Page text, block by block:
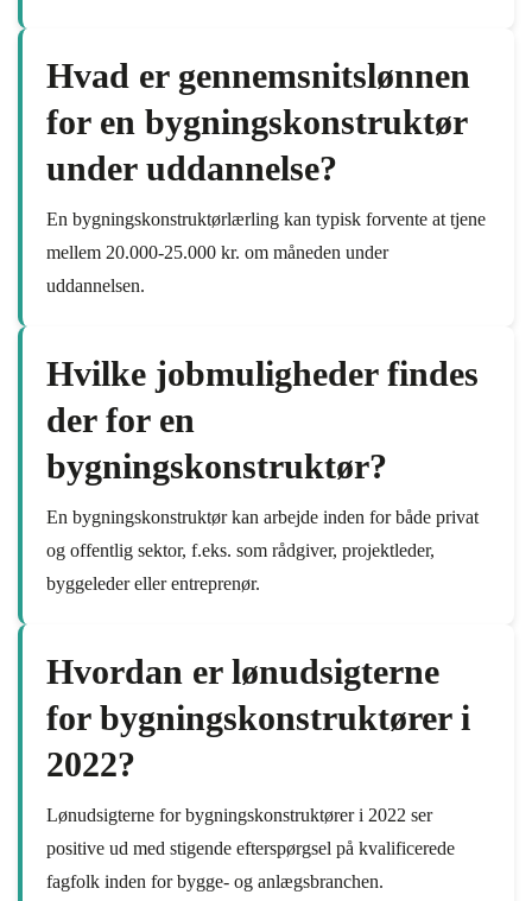
Hvad er gennemsnitslønnen
for en bygningskonstruktør
under uddannelse?
En bygningskonstruktørlærling kan typisk forvente at tjene
mellem 20.000-25.000 kr. om måneden under
uddannelsen.
Hvilke jobmuligheder findes
der for en
bygningskonstruktør?
En bygningskonstruktør kan arbejde inden for både privat
og offentlig sektor, f.eks. som rådgiver, projektleder,
byggeleder eller entreprenør.
Hvordan er lønudsigterne
for bygningskonstruktører i
2022?
Lønudsigterne for bygningskonstruktører i 2022 ser
positive ud med stigende efterspørgsel på kvalificerede
fagfolk inden for bygge- og anlægsbranchen.